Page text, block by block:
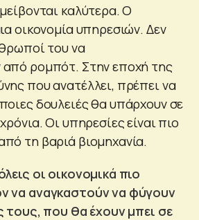
καλύτερα. Ο
οικονομία υπηρεσιών. Δεν
του να
από ρομπότ. Στην εποχή της
που ανατέλλει, πρέπει να
δουλειές θα υπάρχουν σε
Οι υπηρεσίες είναι πιο
τη βαριά βιομηχανία.
οι οικονομικά πιο
να αναγκαστούν να φύγουν
τους, που θα έχουν μπει σε